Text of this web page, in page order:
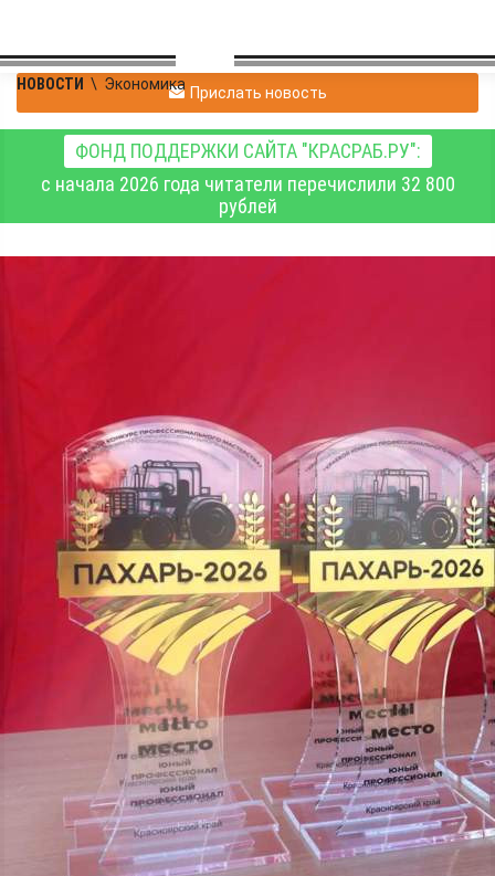
НОВОСТИ \ Экономика Прислать новость
ФОНД ПОДДЕРЖКИ САЙТА "КРАСРАБ.РУ":
с начала 2026 года читатели перечислили 32 800
рублей
Емельяновского округа
конкурсе
профессионального
мастерства
Экономика
07.07.2026 12:14385